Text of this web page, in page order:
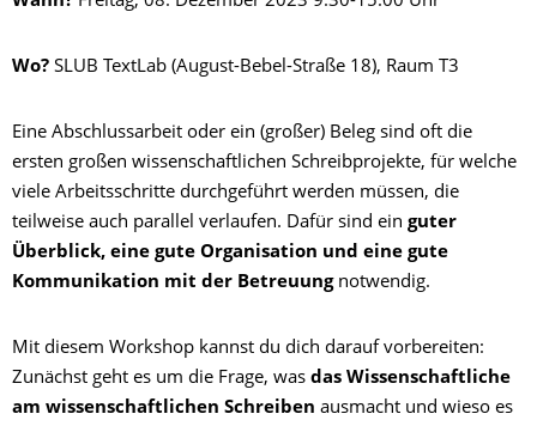
Wo? SLUB TextLab (August-Bebel-Straße 18), Raum T3
Eine Abschlussarbeit oder ein (großer) Beleg sind oft die
ersten großen wissenschaftlichen Schreibprojekte, für welche
viele Arbeitsschritte durchgeführt werden müssen, die
teilweise auch parallel verlaufen. Dafür sind ein guter
Überblick, eine gute Organisation und eine gute
Kommunikation mit der Betreuungnotwendig.
Mit diesem Workshop kannst du dich darauf vorbereiten:
Zunächst geht es um die Frage, was das Wissenschaftliche
am wissenschaftlichen Schreiben ausmacht und wieso es